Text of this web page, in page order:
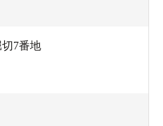
7番地